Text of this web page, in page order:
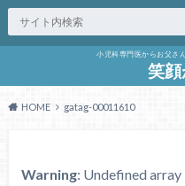
小児科専門医からお父さ
笑顔
HOME gatag-00011610
Warning: Undefined array